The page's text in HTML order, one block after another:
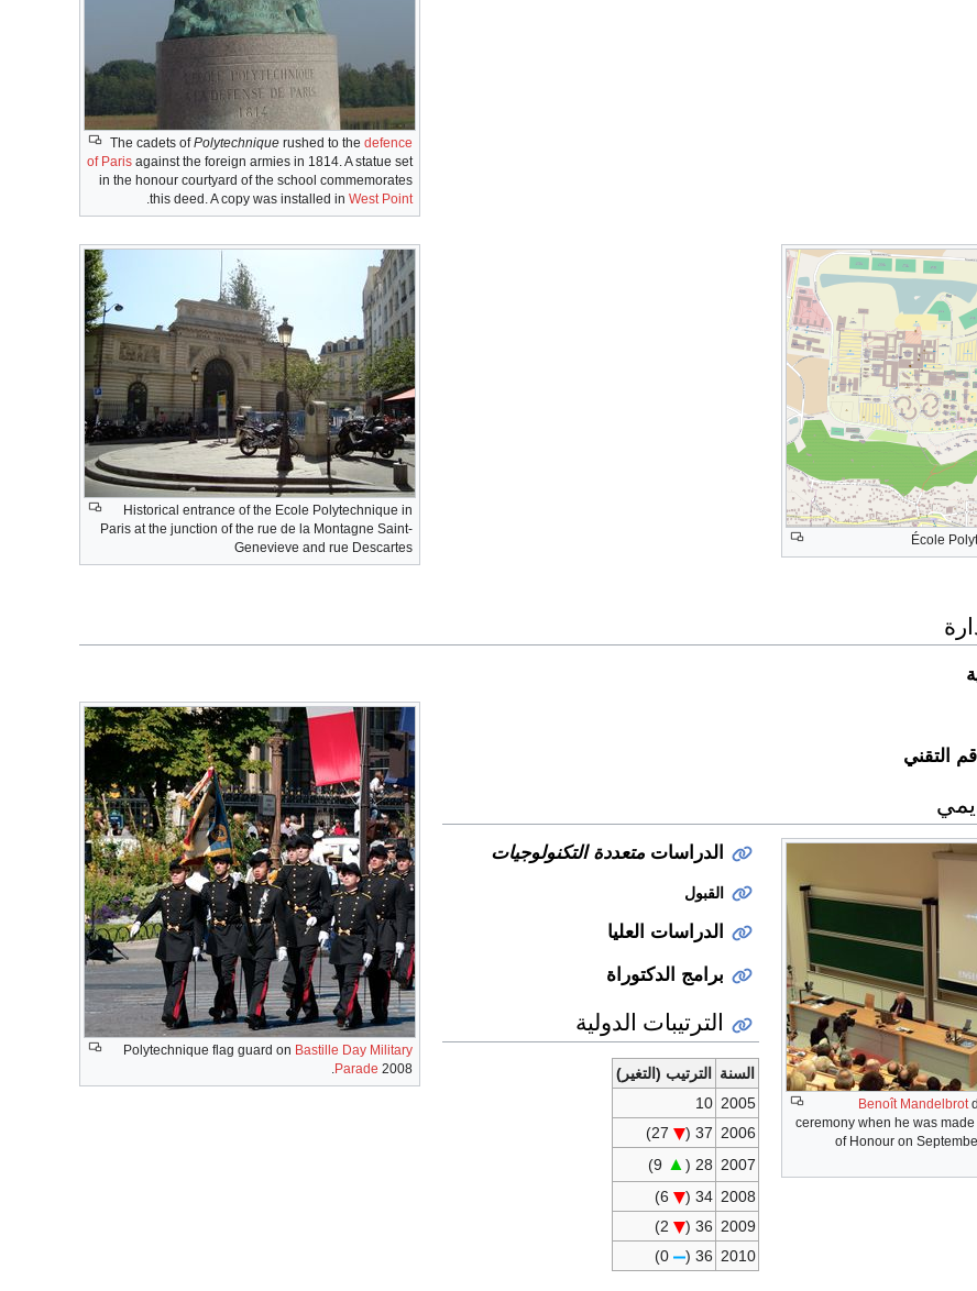
The cadets ofPolytechnique rushed to the defence
of Paris against the foreign armies in 1814. A statue set
in the honour courtyard of the school commemorates
this deed. A copy was installed in West Point
Historical entrance of the Ecole Polytechnique in
Paris at the junction of the rue de la Montagne Saint-
Genevieve and rue Descartes
École
Polytechnique flag guard on Bastille Day Military
Parade 2008.
التقني
Benoît Mandelbrot
ceremony when he was
of Honour on
الدراسات متعددة التكنولوجيات
القبول
الدراسات العليا
برامج الدكتوراة
الترتيبات الدولية
السنة
الترتيب (التغير)
2005
10
2006
37 (
2007
28 (
▲
9)
2008
34 (
2009
36 (
2010
36 (
0)